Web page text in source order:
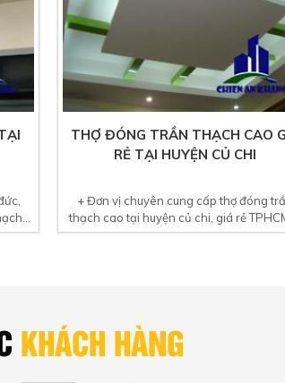
THỢ ĐÓNG TRẦN THẠCH CAO
RẺ TẠI HUYỆN CỦ CHI
+ Đơn vị chuyên cung cấp thợ đóng
thạch cao tại huyện củ chi, giá rẻ
KHÁCH HÀNG